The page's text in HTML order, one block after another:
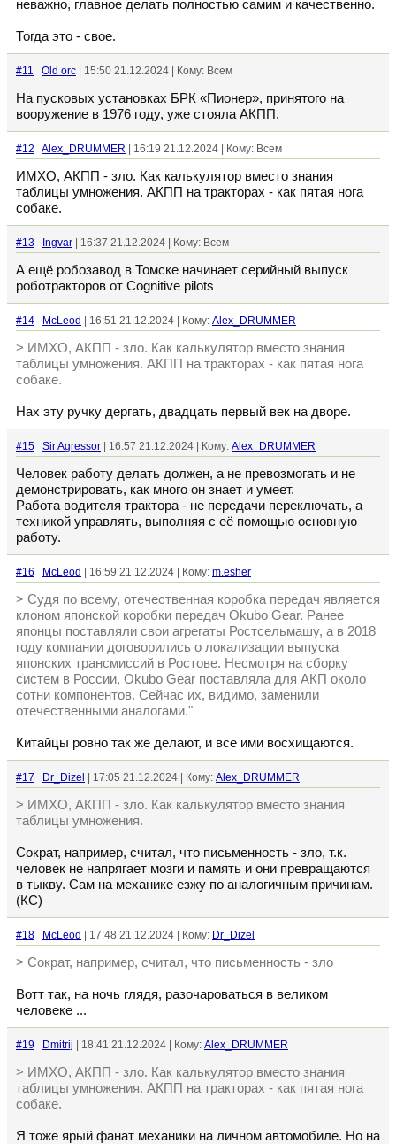
неважно, главное делать полностью самим и качественно.
Тогда это - свое.
#11 Old orc | 15:50 21.12.2024 | Кому: Всем
На пусковых установках БРК «Пионер», принятого на
вооружение в 1976 году, уже стояла АКПП.
#12 Alex_DRUMMER | 16:19 21.12.2024 | Кому: Всем
ИМХО, АКПП - зло. Как калькулятор вместо знания
таблицы умножения. АКПП на тракторах - как пятая нога
собаке.
#13 Ingvar | 16:37 21.12.2024 | Кому: Всем
А ещё робозавод в Томске начинает серийный выпуск
роботракторов от Cognitive pilots
#14 McLeod | 16:51 21.12.2024 | Кому: Alex_DRUMMER
> ИМХО, АКПП - зло. Как калькулятор вместо знания
таблицы умножения. АКПП на тракторах - как пятая нога
собаке.
Нах эту ручку дергать, двадцать первый век на дворе.
#15 Sir Agressor | 16:57 21.12.2024 | Кому: Alex_DRUMMER
Человек работу делать должен, а не превозмогать и не
демонстрировать, как много он знает и умеет.
Работа водителя трактора - не передачи переключать, а
техникой управлять, выполняя с её помощью основную
работу.
#16 McLeod | 16:59 21.12.2024 | Кому: m.esher
> Судя по всему, отечественная коробка передач является
клоном японской коробки передач Okubo Gear. Ранее
японцы поставляли свои агрегаты Ростсельмашу, а в 2018
году компании договорились о локализации выпуска
японских трансмиссий в Ростове. Несмотря на сборку
систем в России, Okubo Gear поставляла для АКП около
сотни компонентов. Сейчас их, видимо, заменили
отечественными аналогами."
Китайцы ровно так же делают, и все ими восхищаются.
#17 Dr_Dizel | 17:05 21.12.2024 | Кому: Alex_DRUMMER
> ИМХО, АКПП - зло. Как калькулятор вместо знания
таблицы умножения.
Сократ, например, считал, что письменность - зло, т.к.
человек не напрягает мозги и память и они превращаются
в тыкву. Сам на механике езжу по аналогичным причинам.
(КС)
#18 McLeod | 17:48 21.12.2024 | Кому: Dr_Dizel
> Сократ, например, считал, что письменность - зло
Вотт так, на ночь глядя, разочароваться в великом
человеке ...
#19 Dmitrij | 18:41 21.12.2024 | Кому: Alex_DRUMMER
> ИМХО, АКПП - зло. Как калькулятор вместо знания
таблицы умножения. АКПП на тракторах - как пятая нога
собаке.
Я тоже ярый фанат механики на личном автомобиле. Но на